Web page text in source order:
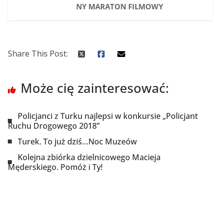
NY MARATON FILMOWY
Share This Post:
Może cię zainteresować:
Policjanci z Turku najlepsi w konkursie „Policjant
Ruchu Drogowego 2018”
Turek. To już dziś…Noc Muzeów
Kolejna zbiórka dzielnicowego Macieja
Męderskiego. Pomóż i Ty!